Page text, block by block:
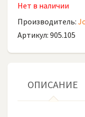
Нет в наличии
Производитель:
Артикул: 905.105
ОПИСАНИЕ